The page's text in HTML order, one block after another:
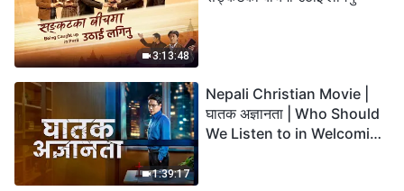
3:13:48
1:39:17
Nepali Christian Movie |
घातक अज्ञानता | Who Should
We Listen to in Welcoming